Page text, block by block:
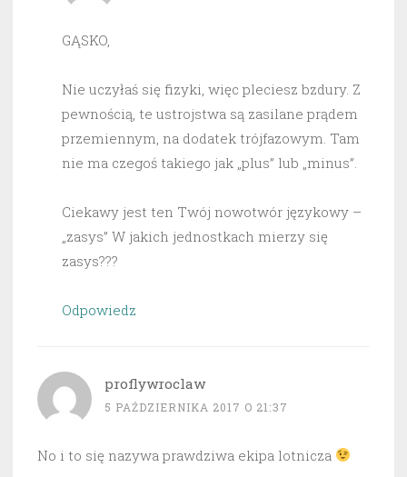
GĄSKO,
Nie uczyłaś się fizyki, więc pleciesz bzdury. Z
pewnością, te ustrojstwa są zasilane prądem
przemiennym, na dodatek trójfazowym. Tam
nie ma czegoś takiego jak „plus” lub „minus”.
Ciekawy jest ten Twój nowotwór językowy –
„zasys” W jakich jednostkach mierzy się
zasys???
Odpowiedz
proflywroclaw
5 PAŹDZIERNIKA 2017 O 21:37
No i to się nazywa prawdziwa ekipa lotnicza